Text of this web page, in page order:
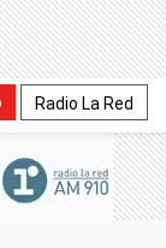
Radio La Red